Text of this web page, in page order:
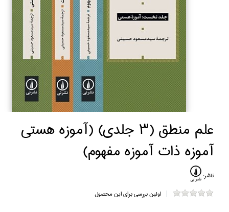
علم منطق (3 جلدي) (آموزه هستي
آموزه ذات آموزه مفهوم)
ناشر:
اولین بررسی برای این محصول